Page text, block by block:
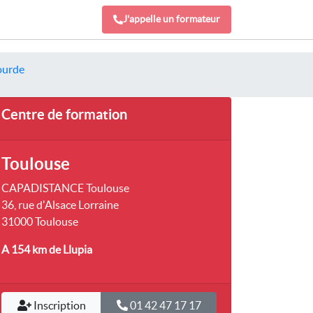
J'appelle un formateur
Centre de formation
Toulouse
CAPADISTANCE Toulouse
36, rue d'Alsace Lorraine
31000 Toulouse
A 154 kmde Llupia
Inscription 01 42 47 17 17